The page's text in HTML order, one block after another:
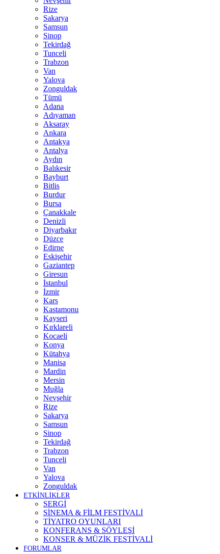
Rize
Sakarya
Samsun
Sinop
Tekirdağ
Tunceli
Trabzon
Van
Yalova
Zonguldak
Tümü
Adana
Adıyaman
Aksaray
Ankara
Antakya
Antalya
Aydın
Balıkesir
Bayburt
Bitlis
Burdur
Bursa
Çanakkale
Denizli
Diyarbakır
Düzce
Edirne
Eskişehir
Gaziantep
Giresun
İstanbul
İzmir
Kars
Kastamonu
Kayseri
Kırklareli
Kocaeli
Konya
Kütahya
Manisa
Mardin
Mersin
Muğla
Nevşehir
Rize
Sakarya
Samsun
Sinop
Tekirdağ
Trabzon
Tunceli
Van
Yalova
Zonguldak
ETKİNLİKLER
SERGİ
SİNEMA & FİLM FESTİVALİ
TİYATRO OYUNLARI
KONFERANS & SÖYLEŞİ
KONSER & MÜZİK FESTİVALİ
FORUMLAR